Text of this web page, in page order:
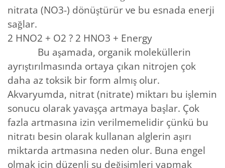
nitrata (NO3-) dönüştürür ve bu esnada enerji
sağlar.
2 HNO2 + O2 ? 2 HNO3 + Energy
Bu aşamada, organik moleküllerin
ayrıştırılmasında ortaya çıkan nitrojen çok
daha az toksik bir form almış olur.
Akvaryumda, nitrat (nitrate) miktarı bu işlemin
sonucu olarak yavaşça artmaya başlar. Çok
fazla artmasına izin verilmemelidir çünkü bu
nitratı besin olarak kullanan alglerin aşırı
miktarda artmasına neden olur. Buna engel
olmak için düzenli su değişimleri yapmak